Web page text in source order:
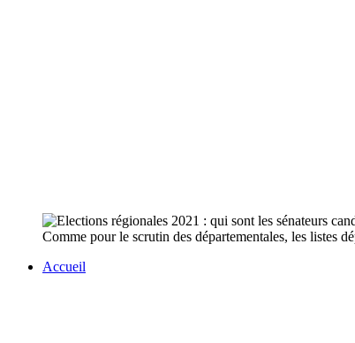
Comme pour le scrutin des départementales, les listes
Accueil